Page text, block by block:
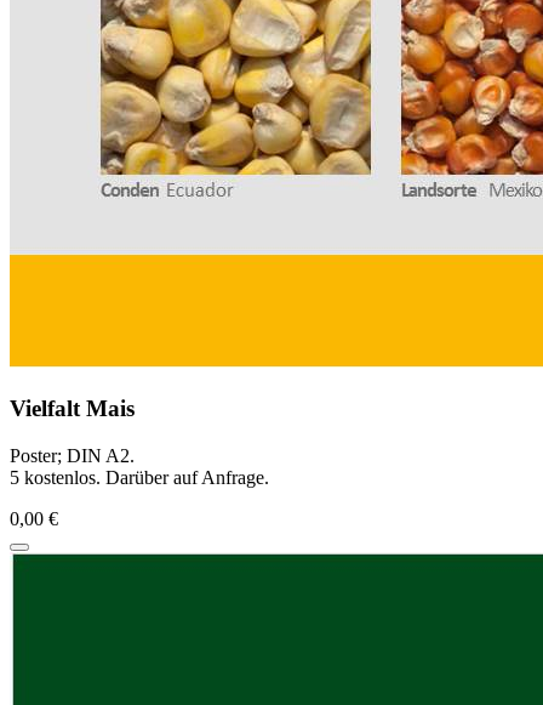
Vielfalt Mais
Poster; DIN A2.
5 kostenlos. Darüber auf Anfrage.
0,00 €